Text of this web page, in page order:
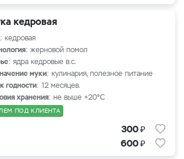
кедровая
: кедровая
: жерновой помол
: ядра кедровые в.с.
муки: кулинария, полезное питание
годности: 12 месяцев.
хранения: не выше +20°С
ПОД КЛИЕНТА
300₽
600₽